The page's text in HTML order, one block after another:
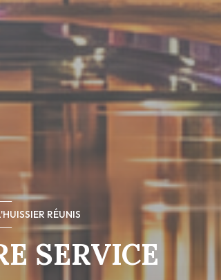
RÉUNIS
SERVICE